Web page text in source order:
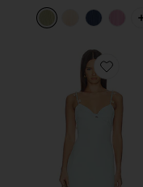
Favorite